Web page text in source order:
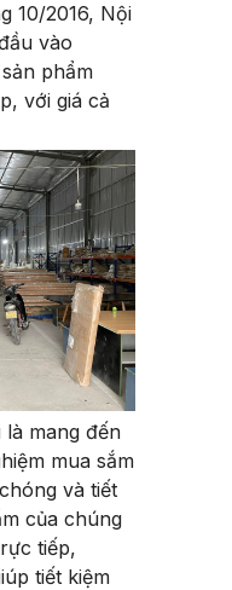
10/2016, Nội
vào
phẩm
với giá cả
là mang đến
mua sắm
và tiết
của chúng
tiếp,
tiết kiệm